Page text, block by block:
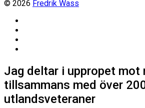
© 2026 Fredrik Wass
Jag deltar i uppropet mot
tillsammans med över
utlandsveteraner